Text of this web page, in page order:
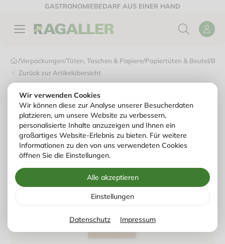
Wir verwenden Cookies
Wir können diese zur Analyse unserer Besucherdaten
platzieren, um unsere Website zu verbessern,
personalisierte Inhalte anzuzeigen und Ihnen ein
großartiges Website-Erlebnis zu bieten. Für weitere
Informationen zu den von uns verwendeten Cookies
öffnen Sie die Einstellungen.
Alle akzeptieren
Einstellungen
Datenschutz Impressum
GASTRONOMIEBEDARF AUS EINER HAND
/Verpackungen/Tüten, Taschen & Papiere/Papiertüten & Beutel/
Zurück zur Artikelübersicht